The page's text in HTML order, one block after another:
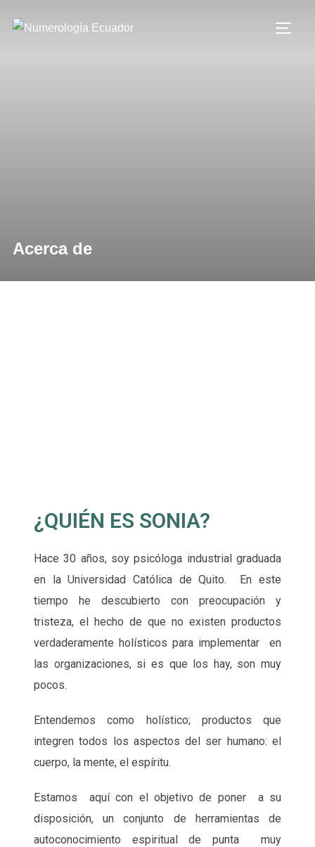
Acerca de
¿QUIÉN ES SONIA?
Hace 30 años, soy psicóloga industrial graduada
en la Universidad Católica de Quito. En este
tiempo he descubierto con preocupación y
tristeza, el hecho de que no existen productos
verdaderamente holísticos para implementar en
las organizaciones, si es que los hay, son muy
pocos.
Entendemos como holístico; productos que
integren todos los aspectos del ser humano: el
cuerpo, la mente, el espíritu.
Estamos aquí con el objetivo de poner a su
disposición, un conjunto de herramientas de
autoconocimiento espiritual de punta muy